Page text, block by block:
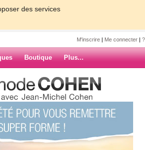
des services
M'inscrire | Me connecter |
Boutique Plus...